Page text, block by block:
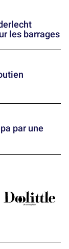
les barrages
par une